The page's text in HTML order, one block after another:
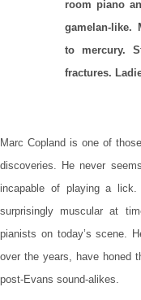
room piano
gamelan-like.
to mercury.
fractures.
Marc Copland is one of
discoveries. He never
incapable of playing a
surprisingly muscular at
pianists on today’s scene.
over the years, have honed
post-Evans sound-alikes.